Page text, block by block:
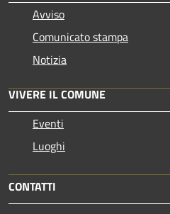
Avviso
Comunicato stampa
Notizia
VIVERE IL COMUNE
Eventi
Luoghi
CONTATTI